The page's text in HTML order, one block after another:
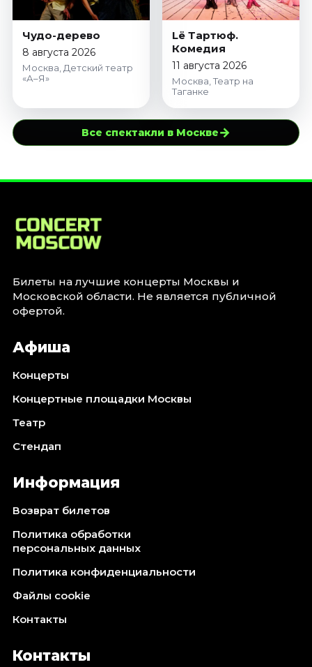
Чудо-дерево
8 августа 2026
Москва, Детский театр
«А–Я»
Lё Тартюф.
Комедия
11 августа 2026
Москва, Театр на
Таганке
Все спектакли в Москве→
Билеты на лучшие концерты Москвы и
Московской области. Не является публичной
офертой.
Афиша
Концерты
Концертные площадки Москвы
Театр
Стендап
Информация
Возврат билетов
Политика обработки
персональных данных
Политика конфиденциальности
Файлы cookie
Контакты
Контакты